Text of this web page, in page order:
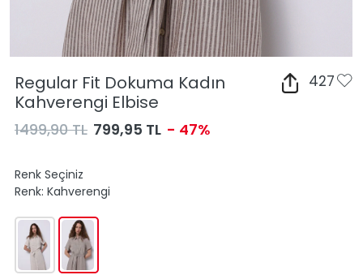
Regular Fit Dokuma Kadın
Kahverengi Elbise
427
1499,90 TL 799,95 TL - 47%
Renk Seçiniz
Renk: Kahverengi